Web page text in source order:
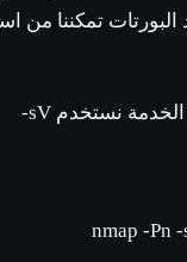
تمكننا من
نستخدم -sV
nmap -Pn